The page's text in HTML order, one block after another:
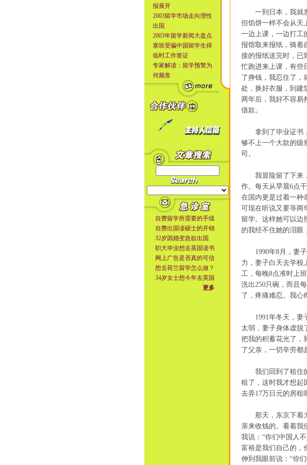
报展开
2003留学市场走向理性
出国
2003年留学新闻大盘点
塞班受骗中国留学生得
临时工作签证
专家解读：留学预警为
何频发
自费留学所需要的手续
自费出国读硕士的开销
32岁因婚变急欲出国
职大毕业想去英国读书
网上广告是否真的可信
想去荷兰留学怎么做？
34岁女士想今年去英国
更多
一到日本，我就发
但馅饼一样不会从天
一边上课，一边打工
报馆取来报纸，骑着
接的报纸送完时，已
忙跑进来上课，有些
了挣钱，我忍住了，
处，换好衣服，到建
两年后，我好不容易
借款。
拿到了毕业证书，
够不上一个大款的级
司。
我冒险留了下来，
作。每天从早晨6点
在国内更是过着一种
可现在听说又要等两
留学。这样她可以边
的我经不住她的泪眼
1990年8月，妻子
力，妻子白天去学校
工，每晚8点准时上
洗出250只碗，而且
了，疼痛难忍。我心
1991年冬天，妻子
太弱，妻子身体虚脱
把我的积蓄花光了，
了父亲，一切辛劳都
我们回到了租住的
租了，这时我才想起
去弄17万日元的房租
那天，东京下着大
亲来收钱的。看着我
我说：“你们中国人
富裕是我们自己的，
伸到我眼前说：“你